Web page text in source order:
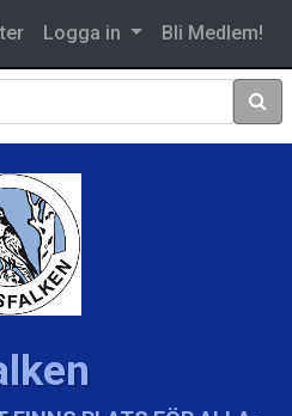
Logga in Bli Medlem!
Sök